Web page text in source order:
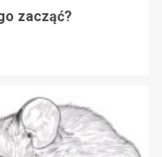
zacząć?